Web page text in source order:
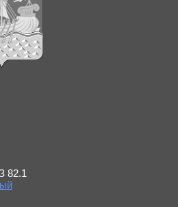
82.1